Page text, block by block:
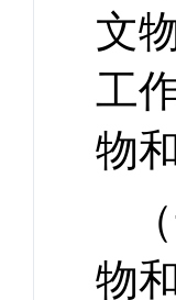
文
工
物
物